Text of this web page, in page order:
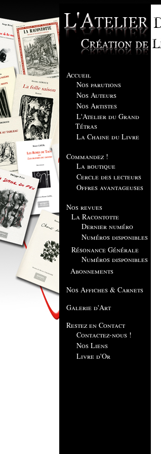
Accueil
Nos parutions
Nos Auteurs
Nos Artistes
L'Atelier du Grand
Tétras
La Chaine du Livre
Commandez !
La boutique
Cercle des lecteurs
Offres avantageuses
Nos revues
La Racontotte
Dernier numéro
Numéros disponibles
Résonance Générale
Numéros disponibles
Abonnements
Nos Affiches & Carnets
Galerie d'Art
Restez en Contact
Contactez-nous !
Nos Liens
Livre d'Or